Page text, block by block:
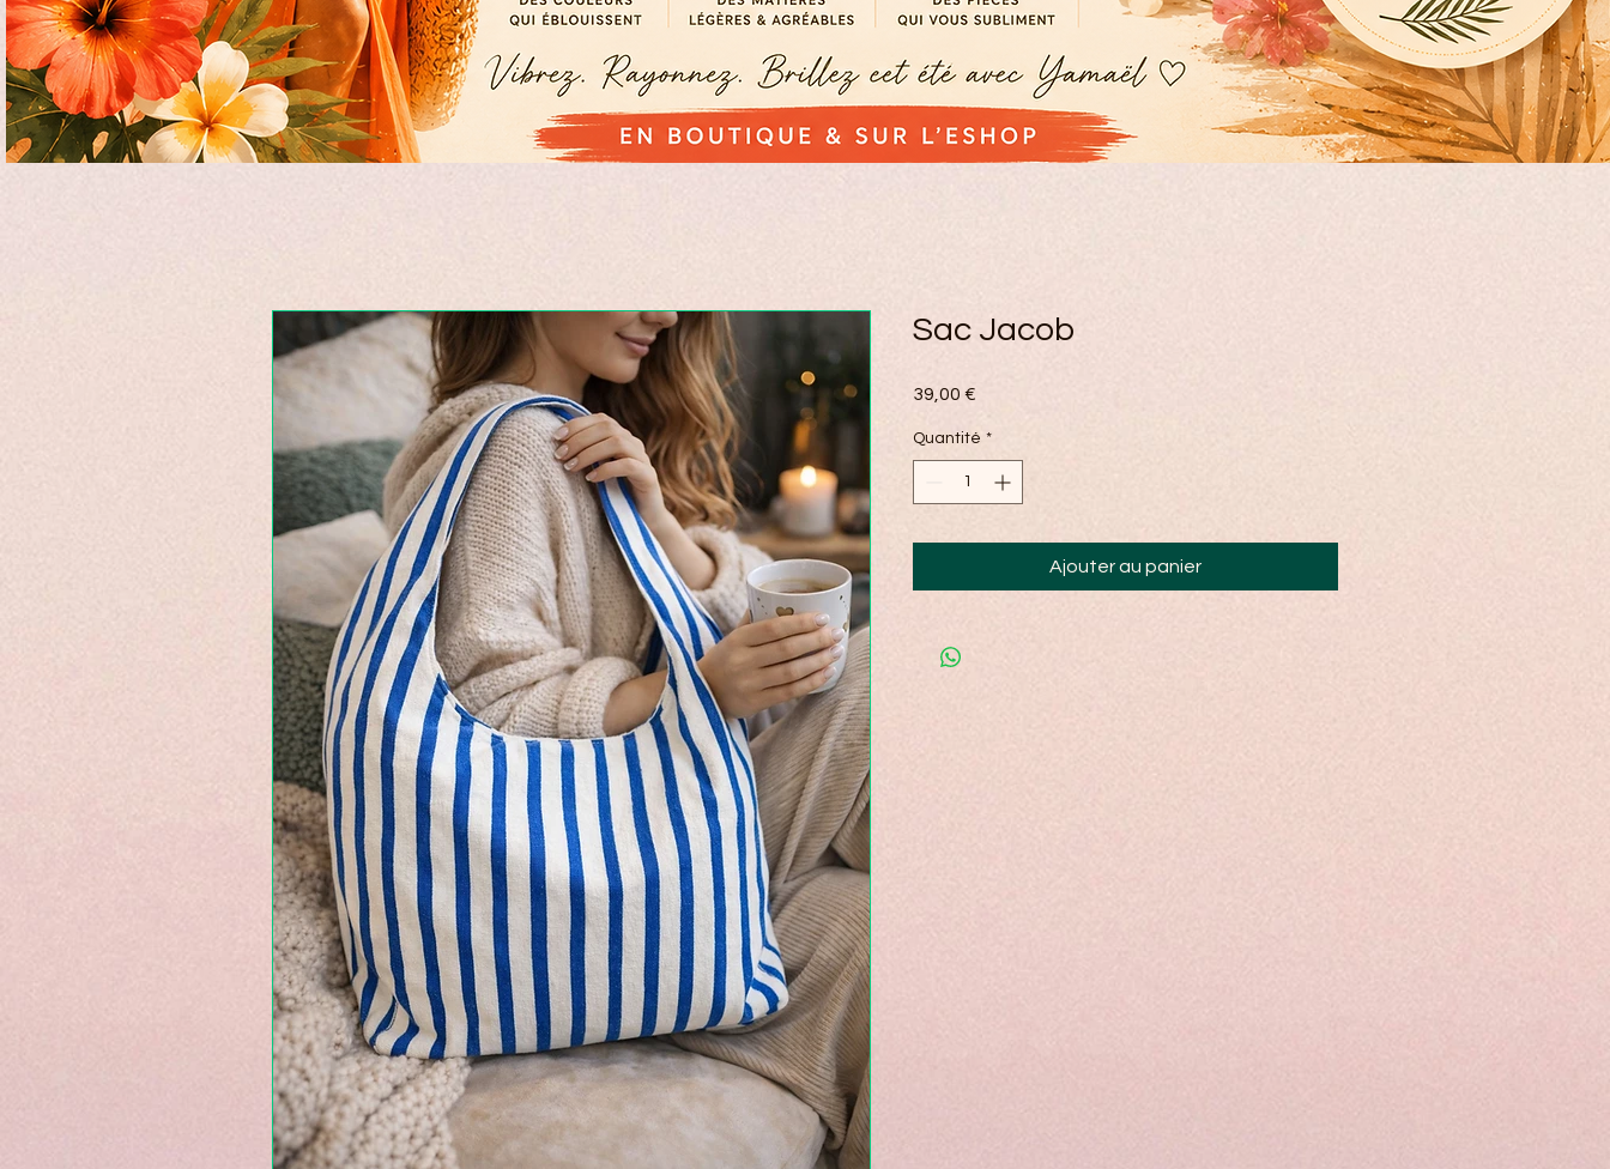
Sac Jacob
39,00 €
Quantité *
Ajouter au panier